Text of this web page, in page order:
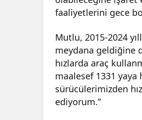
faaliyetlerini gece
Mutlu, 2015-2024
meydana geldiğine
hızlarda araç
maalesef 1331 yaya
sürücülerimizden
ediyorum.”